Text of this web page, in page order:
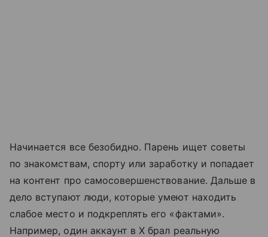
Начинается все безобидно. Парень ищет советы
по знакомствам, спорту или заработку и попадает
на контент про самосовершенствование. Дальше в
дело вступают люди, которые умеют находить
слабое место и подкреплять его «фактами».
Например, один аккаунт в X брал реальную